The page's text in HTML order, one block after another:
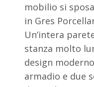
mobilio si
in Gres
Un’intera
stanza molto
design
armadio e due